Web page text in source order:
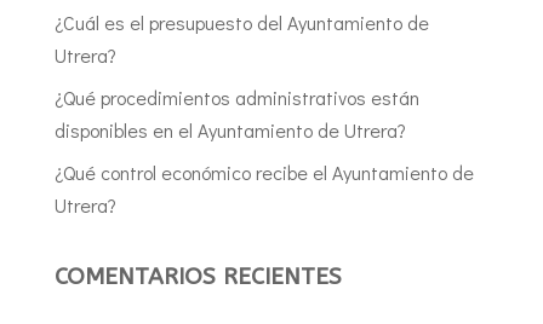
¿Cuál es el presupuesto del Ayuntamiento de
Utrera?
¿Qué procedimientos administrativos están
disponibles en el Ayuntamiento de Utrera?
¿Qué control económico recibe el Ayuntamiento de
Utrera?
COMENTARIOS RECIENTES